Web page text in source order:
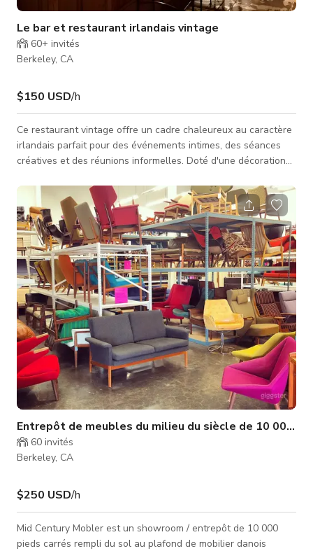
Le bar et restaurant irlandais vintage
60+ invités
Berkeley, CA
$150 USD/h
Ce restaurant vintage offre un cadre chaleureux au caractère
irlandais parfait pour des événements intimes, des séances
créatives et des réunions informelles. Doté d'une décoration
charme éclectique, ce lieu de style pub allie une atmosphère
cosy à une touche industrielle. Que vous planifiez une réunion
détendue ou une production stylisée, l'esthétique unique et la
disposition fonctionnelle offrent un décor accueillan
Entrepôt de meubles du milieu du siècle de 10 000
60 invités
Berkeley, CA
$250 USD/h
Mid Century Mobler est un showroom / entrepôt de 10 000
pieds carrés rempli du sol au plafond de mobilier danois